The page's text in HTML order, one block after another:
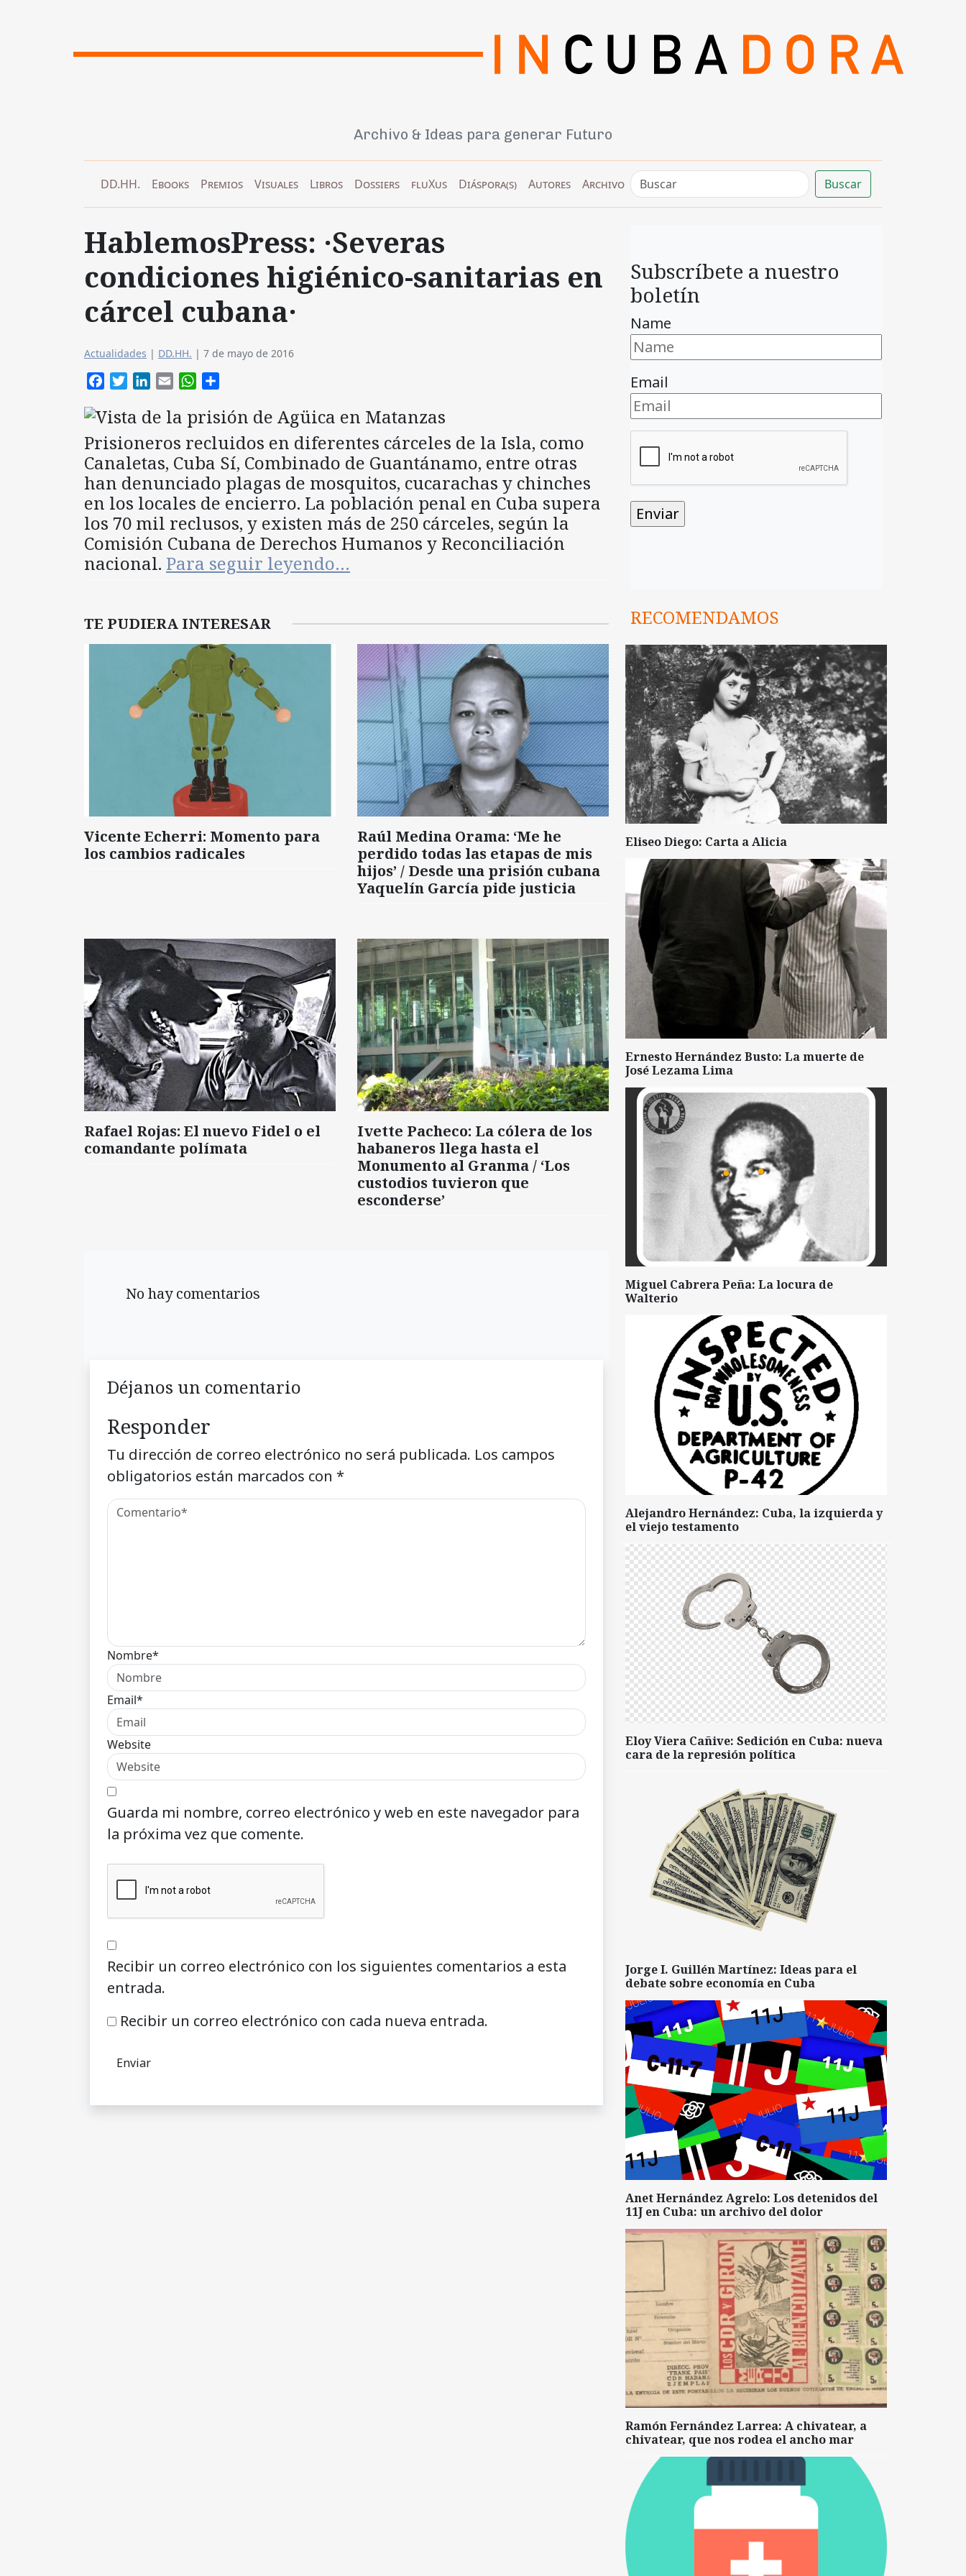
Archivo & Ideas para generar Futuro
DD.HH. Ebooks Premios Visuales Libros Dossiers fluXus Diáspora(s) Autores Archivo Buscar
HablemosPress: ·Severas
condiciones higiénico-sanitarias en
cárcel cubana·
Actualidades | DD.HH. | 7 de mayo de 2016
FacebookTwitterLinkedIn
Email WhatsApp
Prisioneros recluidos en diferentes cárceles de la Isla, como
Canaletas, Cuba Sí, Combinado de Guantánamo, entre otras
han denunciado plagas de mosquitos, cucarachas y chinches
en los locales de encierro. La población penal en Cuba supera
los 70 mil reclusos, y existen más de 250 cárceles, según la
Comisión Cubana de Derechos Humanos y Reconciliación
nacional. Para seguir leyendo…
TE PUDIERA INTERESAR
Vicente Echerri: Momento para
los cambios radicales
Raúl Medina Orama: ‘Me he
perdido todas las etapas de mis
hijos’ / Desde una prisión cubana
Yaquelín García pide justicia
Rafael Rojas: El nuevo Fidel o el
comandante polímata
Ivette Pacheco: La cólera de los
habaneros llega hasta el
Monumento al Granma / ‘Los
custodios tuvieron que
esconderse’
No hay comentarios
Déjanos un comentario
Responder
Tu dirección de correo electrónico no será publicada. Los campos
obligatorios están marcados con *
Nombre*
Email*
Website
Guarda mi nombre, correo electrónico y web en este navegador para
la próxima vez que comente.
Recibir un correo electrónico con los siguientes comentarios a esta
entrada.
Recibir un correo electrónico con cada nueva entrada.
Subscríbete a nuestro
boletín
Name
Email
RECOMENDAMOS
Eliseo Diego: Carta a Alicia
Ernesto Hernández Busto: La muerte de
José Lezama Lima
Miguel Cabrera Peña: La locura de
Walterio
Alejandro Hernández: Cuba, la izquierda y
el viejo testamento
Eloy Viera Cañive: Sedición en Cuba: nueva
cara de la represión política
Jorge I. Guillén Martínez: Ideas para el
debate sobre economía en Cuba
Anet Hernández Agrelo: Los detenidos del
11J en Cuba: un archivo del dolor
Ramón Fernández Larrea: A chivatear, a
chivatear, que nos rodea el ancho mar